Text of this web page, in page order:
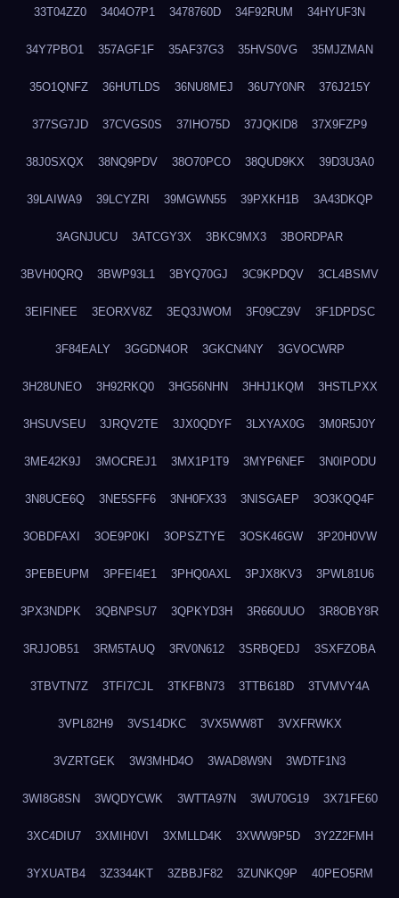
33T04ZZ0 3404O7P1 3478760D 34F92RUM 34HYUF3N
34Y7PBO1 357AGF1F 35AF37G3 35HVS0VG 35MJZMAN
35O1QNFZ 36HUTLDS 36NU8MEJ 36U7Y0NR 376J215Y
377SG7JD 37CVGS0S 37IHO75D 37JQKID8 37X9FZP9
38J0SXQX 38NQ9PDV 38O70PCO 38QUD9KX 39D3U3A0
39LAIWA9 39LCYZRI 39MGWN55 39PXKH1B 3A43DKQP
3AGNJUCU 3ATCGY3X 3BKC9MX3 3BORDPAR
3BVH0QRQ 3BWP93L1 3BYQ70GJ 3C9KPDQV 3CL4BSMV
3EIFINEE 3EORXV8Z 3EQ3JWOM 3F09CZ9V 3F1DPDSC
3F84EALY 3GGDN4OR 3GKCN4NY 3GVOCWRP
3H28UNEO 3H92RKQ0 3HG56NHN 3HHJ1KQM 3HSTLPXX
3HSUVSEU 3JRQV2TE 3JX0QDYF 3LXYAX0G 3M0R5J0Y
3ME42K9J 3MOCREJ1 3MX1P1T9 3MYP6NEF 3N0IPODU
3N8UCE6Q 3NE5SFF6 3NH0FX33 3NISGAEP 3O3KQQ4F
3OBDFAXI 3OE9P0KI 3OPSZTYE 3OSK46GW 3P20H0VW
3PEBEUPM 3PFEI4E1 3PHQ0AXL 3PJX8KV3 3PWL81U6
3PX3NDPK 3QBNPSU7 3QPKYD3H 3R660UUO 3R8OBY8R
3RJJOB51 3RM5TAUQ 3RV0N612 3SRBQEDJ 3SXFZOBA
3TBVTN7Z 3TFI7CJL 3TKFBN73 3TTB618D 3TVMVY4A
3VPL82H9 3VS14DKC 3VX5WW8T 3VXFRWKX
3VZRTGEK 3W3MHD4O 3WAD8W9N 3WDTF1N3
3WI8G8SN 3WQDYCWK 3WTTA97N 3WU70G19 3X71FE60
3XC4DIU7 3XMIH0VI 3XMLLD4K 3XWW9P5D 3Y2Z2FMH
3YXUATB4 3Z3344KT 3ZBBJF82 3ZUNKQ9P 40PEO5RM